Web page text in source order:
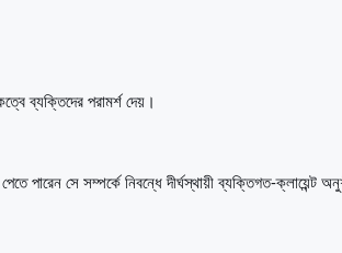
ব্যক্তিদের পরামর্শ দেয়।
সে সম্পর্কে নিবন্ধে দীর্ঘস্থায়ী ব্যক্তিগত-ক্লায়েন্ট